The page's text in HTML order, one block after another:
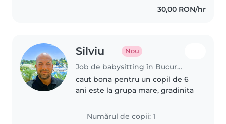
30,00 RON/hr
Silviu Nou
Job de babysitting în București
caut bona pentru un copil de 6
ani este la grupa mare, gradinita
Numărul de copii: 1